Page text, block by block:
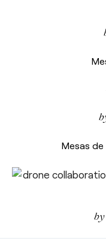
Mesas